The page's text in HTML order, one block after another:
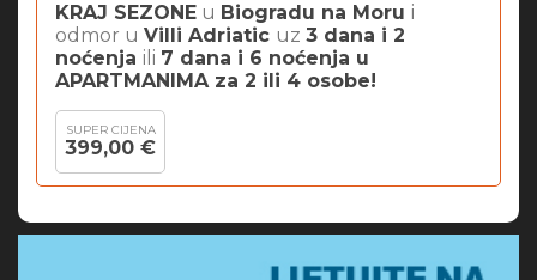
KRAJ SEZONE u Biogradu na Moru i
odmor u Villi Adriatic uz 3 dana i 2
noćenja ili 7 dana i 6 noćenja u
APARTMANIMA za 2 ili 4 osobe!
SUPER CIJENA
399,00 €